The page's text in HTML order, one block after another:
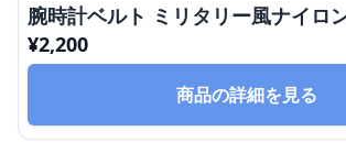
腕時計ベルト ミリタリー風ナイロ
¥2,200
商品の詳細を見る